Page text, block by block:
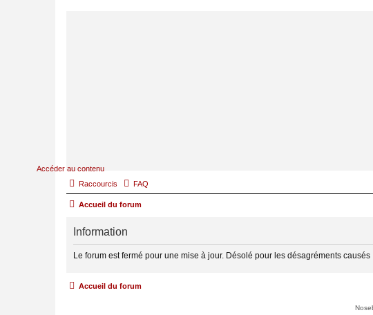
Accéder au contenu
Raccourcis FAQ
Accueil du forum
Information
Le forum est fermé pour une mise à jour. Désolé pour les désagréments causés
Accueil du forum